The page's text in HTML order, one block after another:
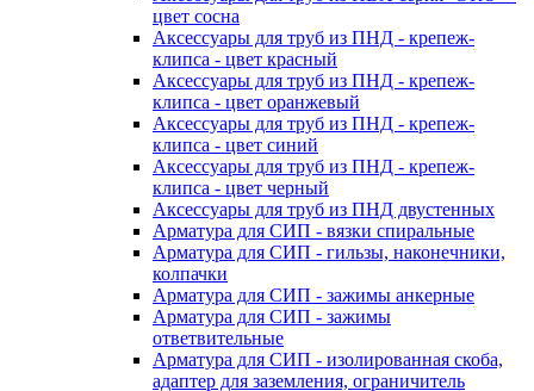
цвет сосна
Аксессуары для труб из ПНД - крепеж-
клипса - цвет красный
Аксессуары для труб из ПНД - крепеж-
клипса - цвет оранжевый
Аксессуары для труб из ПНД - крепеж-
клипса - цвет синий
Аксессуары для труб из ПНД - крепеж-
клипса - цвет черный
Аксессуары для труб из ПНД двустенных
Арматура для СИП - вязки спиральные
Арматура для СИП - гильзы, наконечники,
колпачки
Арматура для СИП - зажимы анкерные
Арматура для СИП - зажимы
ответвительные
Арматура для СИП - изолированная скоба,
адаптер для заземления, ограничитель